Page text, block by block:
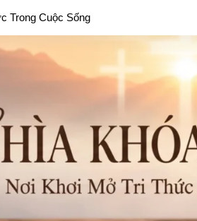
Trong Cuộc Sống